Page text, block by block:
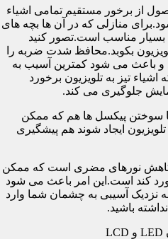
از برخور مستقیم تمامی اشیاء
منازلی که در آن ها بچه های
مناسب است.تصور کنید
بکوبد.محافظ شدت ضربه را
و باعث می شود کمترین آسیب به
تیز به تلویزیون برخورد
جلوگیری می کند.
سوختن پیکسل ها هم که ممکن
ایجاد شوند هم پیشگیری
کاهش نورهای مضری است که ممکن
کند است.این امر باعث می شود
نزدیک آسیبی به چشمان شما وارد
باشید.